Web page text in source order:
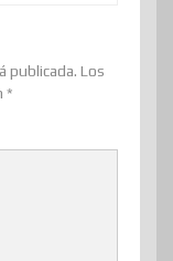
publicada. Los
*